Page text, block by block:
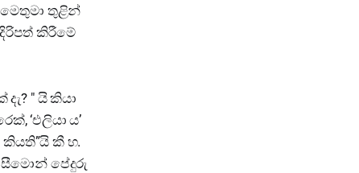
මෙතුමා තුළින්
කිරීමේ
" යි කියා
‘එලියා ය’
කී හ.
සීමොන් පේදුරු